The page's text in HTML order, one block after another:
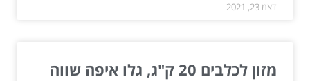
דצמ 23, 2021
מזון לכלבים 20 ק"ג, גלו איפה שווה